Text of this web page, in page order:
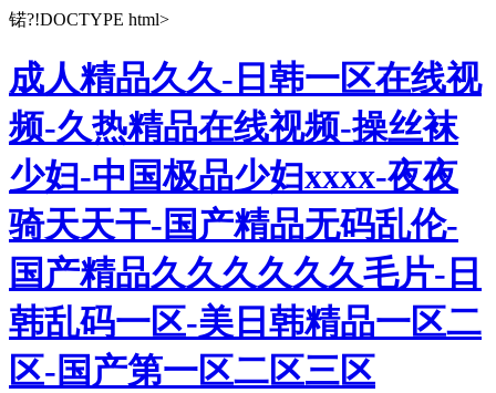
锘?!DOCTYPE html>
成人精品久久-日韩一区在线视
频-久热精品在线视频-操丝袜
少妇-中国极品少妇xxxx-夜夜
骑天天干-国产精品无码乱伦-
国产精品久久久久久久毛片-日
韩乱码一区-美日韩精品一区二
区-国产第一区二区三区